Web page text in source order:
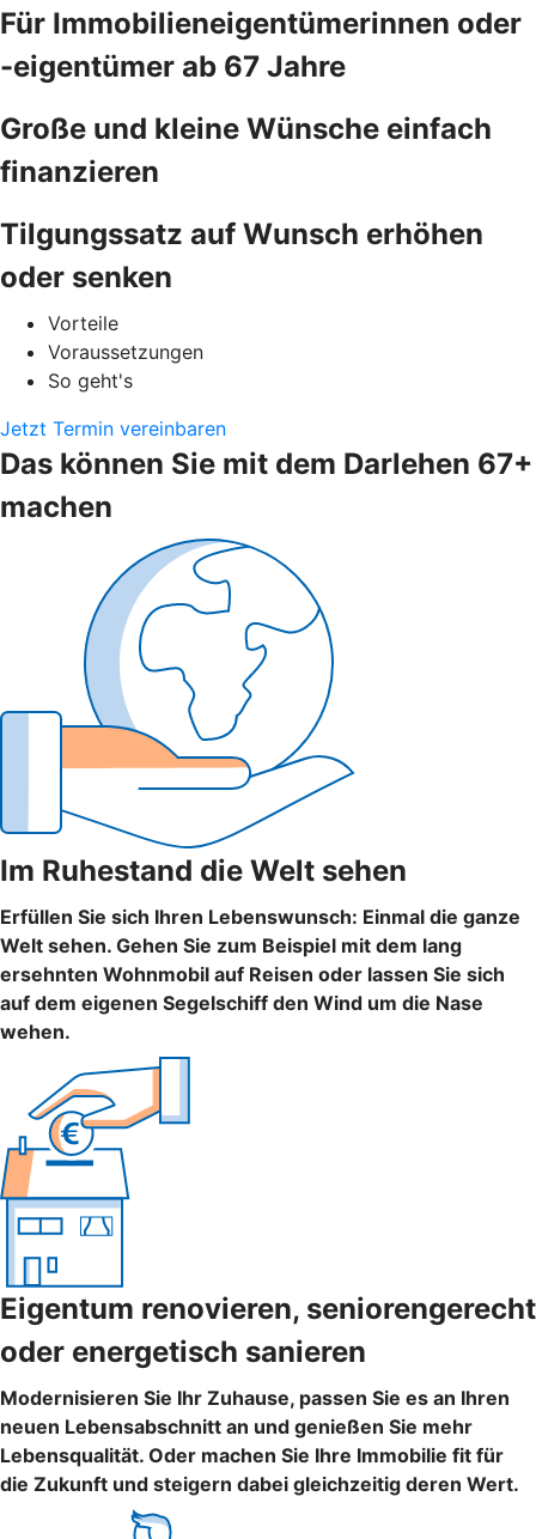
Für Immobilieneigentümerinnen oder
-eigentümer ab 67 Jahre
Große und kleine Wünsche einfach
finanzieren
Tilgungssatz auf Wunsch erhöhen
oder senken
Vorteile
Voraussetzungen
So geht's
Jetzt Termin vereinbaren
Das können Sie mit dem Darlehen 67+
machen
Im Ruhestand die Welt sehen
Erfüllen Sie sich Ihren Lebenswunsch: Einmal die ganze
Welt sehen. Gehen Sie zum Beispiel mit dem lang
ersehnten Wohnmobil auf Reisen oder lassen Sie sich
auf dem eigenen Segelschiff den Wind um die Nase
wehen.
Eigentum renovieren, seniorengerecht
oder energetisch sanieren
Modernisieren Sie Ihr Zuhause, passen Sie es an Ihren
neuen Lebensabschnitt an und genießen Sie mehr
Lebensqualität. Oder machen Sie Ihre Immobilie fit für
die Zukunft und steigern dabei gleichzeitig deren Wert.